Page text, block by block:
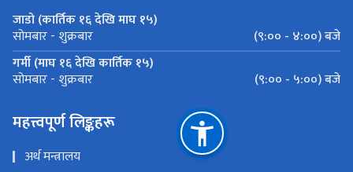
जाडो (कार्तिक १६ देखि माघ १५)
सोमबार - शुक्रबार
(९:०० - ४:००) बजे
गर्मी (माघ १६ देखि कार्तिक १५)
सोमबार - शुक्रबार (९:०० - ५:००) बजे
महत्त्वपूर्ण लिङ्कहरू
अर्थ मन्त्रालय